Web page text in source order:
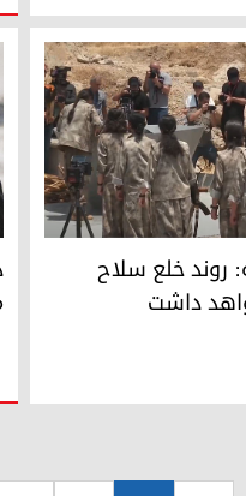
خلع سلاح پ.ک.ک ادامه
روند خلع سلاح
داشت